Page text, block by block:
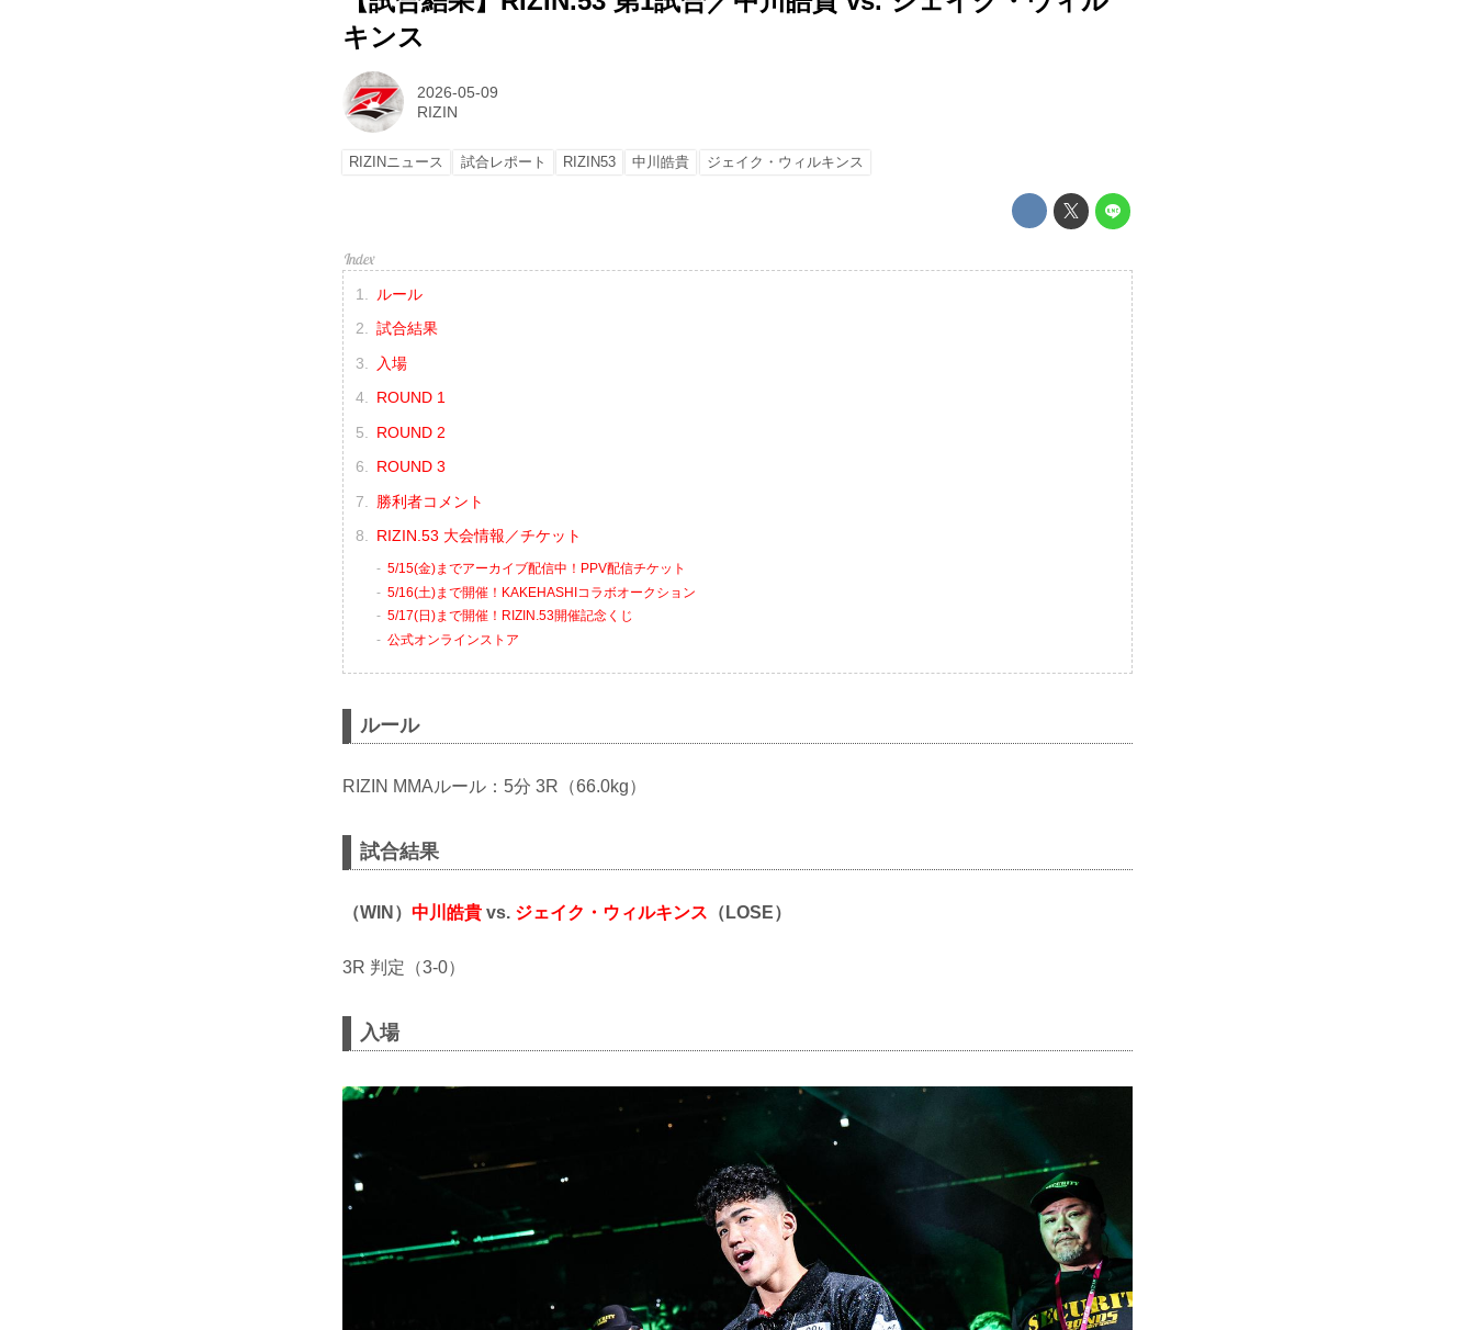
キンス
2026-05-09
RIZIN
RIZINニュース 試合レポート RIZIN53 中川皓貴 ジェイク・ウィルキンス
ルール
試合結果
入場
ROUND 1
ROUND 2
ROUND 3
勝利者コメント
RIZIN.53 大会情報／チケット
5/15(金)までアーカイブ配信中！PPV配信チケット
5/16(土)まで開催！KAKEHASHIコラボオークション
5/17(日)まで開催！RIZIN.53開催記念くじ
公式オンラインストア
ルール
RIZIN MMAルール：5分 3R（66.0kg）
試合結果
（WIN） 中川皓貴 vs. ジェイク・ウィルキンス （LOSE）
3R 判定（3-0）
入場